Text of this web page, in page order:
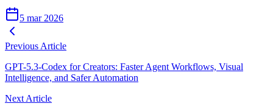
5 mar 2026
Previous Article
GPT-5.3-Codex for Creators: Faster Agent Workflows, Visual
Intelligence, and Safer Automation
Next Article